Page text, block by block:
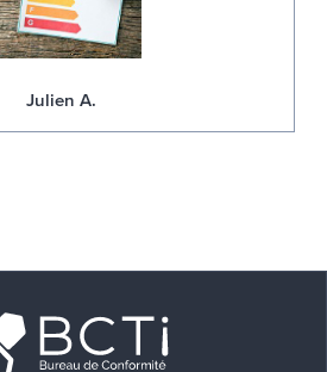
Julien A.